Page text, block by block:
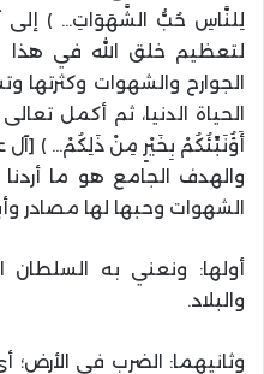
لتعظيم خلق الله في هذا
الجوارح والشهوات وكثرتها
والهدف الجامع هو ما
الشهوات وحبها لها مصادر
أولها: ونعني به السلطان
والبلاد.
وثانيهما: الضرب في الأرض؛